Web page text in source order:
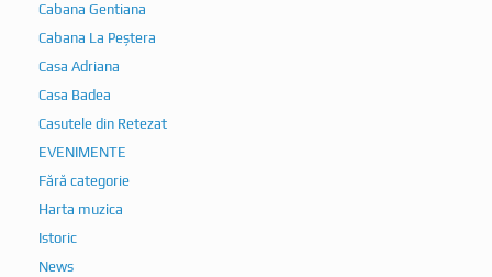
Cabana Gentiana
Cabana La Peștera
Casa Adriana
Casa Badea
Casutele din Retezat
EVENIMENTE
Fără categorie
Harta muzica
Istoric
News